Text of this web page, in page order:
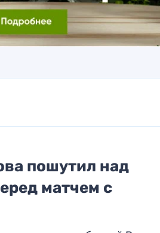
пошутил над
матчем с